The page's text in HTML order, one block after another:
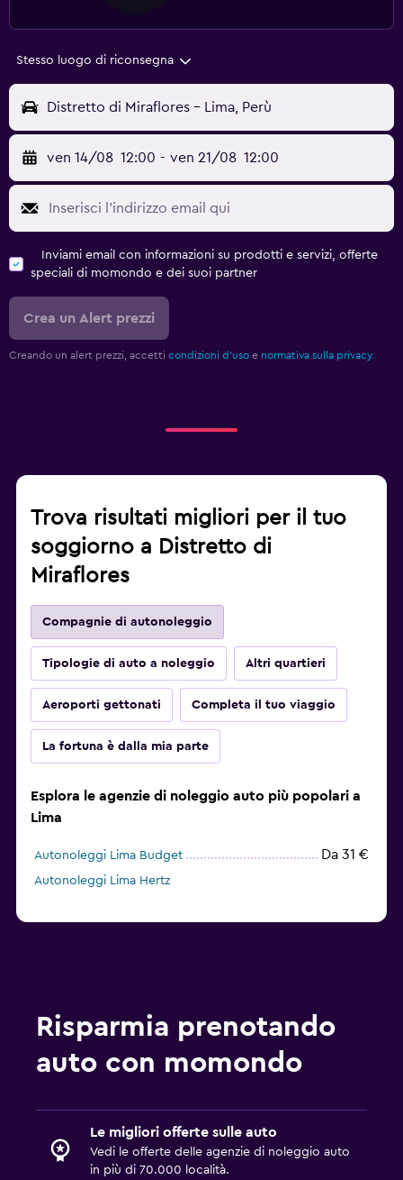
Stesso luogo di riconsegna
Distretto di Miraflores - Lima, Perù
ven 14/08 12:00 - ven 21/08 12:00
Inviami email con informazioni su prodotti e servizi, offerte
speciali di momondo e dei suoi partner
Crea un Alert prezzi
Creando un alert prezzi, accetti condizioni d'uso e normativa sulla privacy.
Trova risultati migliori per il tuo
soggiorno a Distretto di
Miraflores
Compagnie di autonoleggio
Tipologie di auto a noleggio Altri quartieri
Aeroporti gettonati Completa il tuo viaggio
La fortuna è dalla mia parte
Esplora le agenzie di noleggio auto più popolari a
Lima
Autonoleggi Lima Budget Da 31 €
Autonoleggi Lima Hertz
Risparmia prenotando
auto con momondo
Le migliori offerte sulle auto
Vedi le offerte delle agenzie di noleggio auto
in più di 70.000 località.